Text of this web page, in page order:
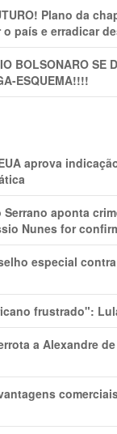
Plano da
país e erradicar
BOLSONARO SE
ESQUEMA!!!!
aprova
Serrano aponta
Nunes for
especial
frustrado":
a Alexandre